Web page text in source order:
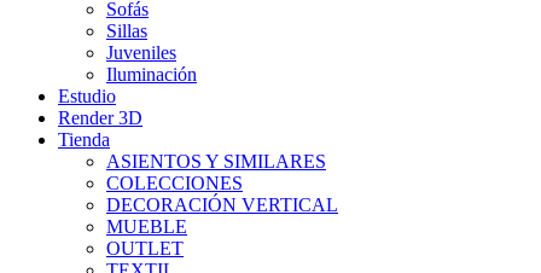
Sofás
Sillas
Juveniles
Iluminación
Estudio
Render 3D
Tienda
ASIENTOS Y SIMILARES
COLECCIONES
DECORACIÓN VERTICAL
MUEBLE
OUTLET